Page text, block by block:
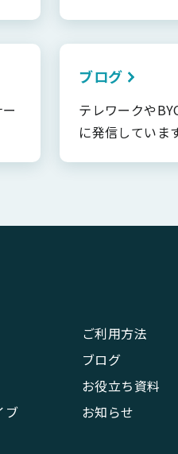
ブログ
テレワークや
に発信していま
ブ
ご利用方法
ブログ
お役立ち資料
お知らせ